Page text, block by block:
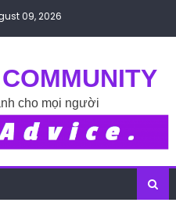
09, 2026
cho mọi người